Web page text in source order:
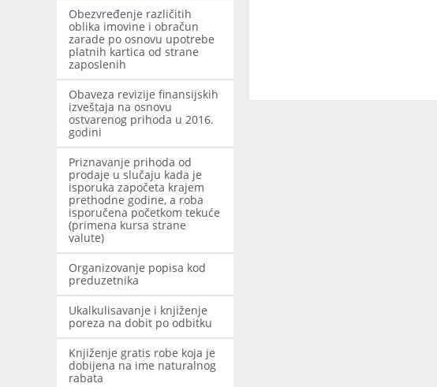
Obezvređenje različitih
oblika imovine i obračun
zarade po osnovu upotrebe
platnih kartica od strane
zaposlenih
Obaveza revizije finansijskih
izveštaja na osnovu
ostvarenog prihoda u 2016.
godini
Priznavanje prihoda od
prodaje u slučaju kada je
isporuka započeta krajem
prethodne godine, a roba
isporučena početkom tekuće
(primena kursa strane
valute)
Organizovanje popisa kod
preduzetnika
Ukalkulisavanje i knjiženje
poreza na dobit po odbitku
Knjiženje gratis robe koja je
dobijena na ime naturalnog
rabata